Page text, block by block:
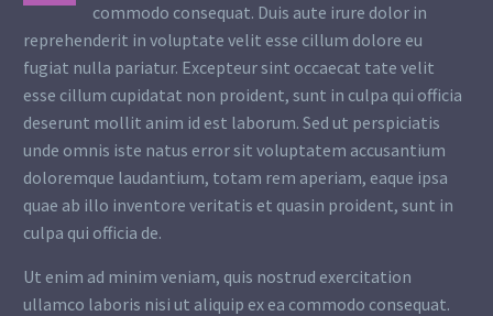
commodo consequat. Duis aute irure dolor in
reprehenderit in voluptate velit esse cillum dolore eu
fugiat nulla pariatur. Excepteur sint occaecat tate velit
esse cillum cupidatat non proident, sunt in culpa qui officia
deserunt mollit anim id est laborum. Sed ut perspiciatis
unde omnis iste natus error sit voluptatem accusantium
doloremque laudantium, totam rem aperiam, eaque ipsa
quae ab illo inventore veritatis et quasin proident, sunt in
culpa qui officia de.
Ut enim ad minim veniam, quis nostrud exercitation
ullamco laboris nisi ut aliquip ex ea commodo consequat.